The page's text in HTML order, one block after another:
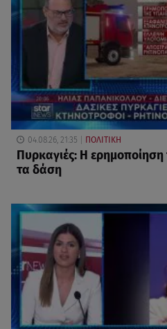
04.08.26, 21:35 ΠΟΛΙΤΙΚΗ
Πυρκαγιές: Η ερημοποίηση
τα δάση